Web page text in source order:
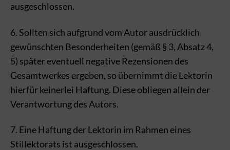
ausgeschlossen.
6. Sollten sich aufgrund vom Autor ausdrücklich
gewünschten Besonderheiten (gemäß § 3, Absatz 4,
5) später eventuell negative Rezensionen des
Gesamtwerkes ergeben, so übernimmt die Lektorin
hierfür keinerlei Haftung. Diese obliegen allein der
Verantwortung des Autors.
7. Eine Haftung der Lektorin im Rahmen eines
Stillektorats ist ausgeschlossen.